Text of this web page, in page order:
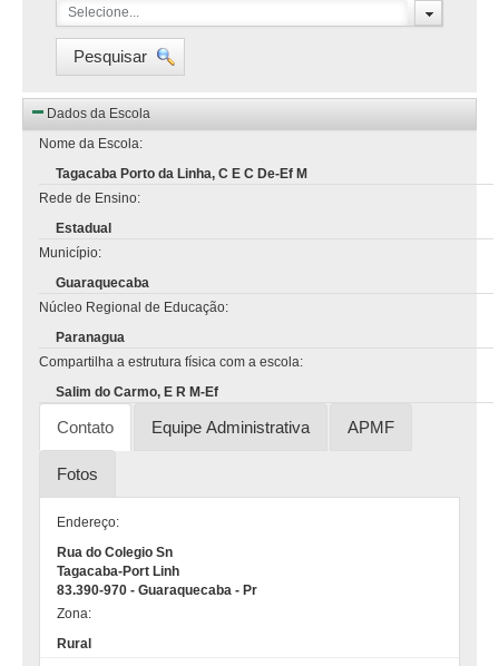
Selecione...
Pesquisar
Dados da Escola
Nome da Escola:
Tagacaba Porto da Linha, C E C De-Ef M
Rede de Ensino:
Estadual
Município:
Guaraquecaba
Núcleo Regional de Educação:
Paranagua
Compartilha a estrutura física com a escola:
Salim do Carmo, E R M-Ef
Contato Equipe Administrativa APMF
Fotos
Endereço:
Rua do Colegio Sn
Tagacaba-Port Linh
83.390-970 - Guaraquecaba - Pr
Zona:
Rural